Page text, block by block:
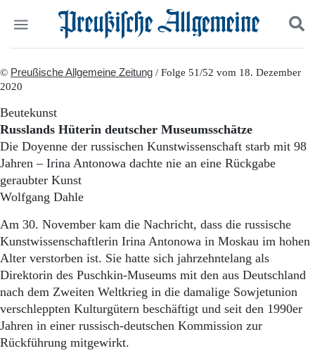
Start
Wer wir sind
Aktuelle Ausgabe
Abonnenten-Login
Abonnent werden
Politik
Gesellschaft
Leben
Geschichte
Schlesien
Danzig und Westpreußen
Bücher
Suchen und finden
© Preußische Allgemeine Zeitung / Folge 51/52 vom 18. Dezember
2020
Beutekunst
Russlands Hüterin deutscher Museumsschätze
Die Doyenne der russischen Kunstwissenschaft starb mit 98
Jahren – Irina Antonowa dachte nie an eine Rückgabe
geraubter Kunst
Wolfgang Dahle
Am 30. November kam die Nachricht, dass die russische
Kunstwissenschaftlerin Irina Antonowa in Moskau im hohen
Alter verstorben ist. Sie hatte sich jahrzehntelang als
Direktorin des Puschkin-Museums mit den aus Deutschland
nach dem Zweiten Weltkrieg in die damalige Sowjetunion
verschleppten Kulturgütern beschäftigt und seit den 1990er
Jahren in einer russisch-deutschen Kommission zur
Rückführung mitgewirkt.